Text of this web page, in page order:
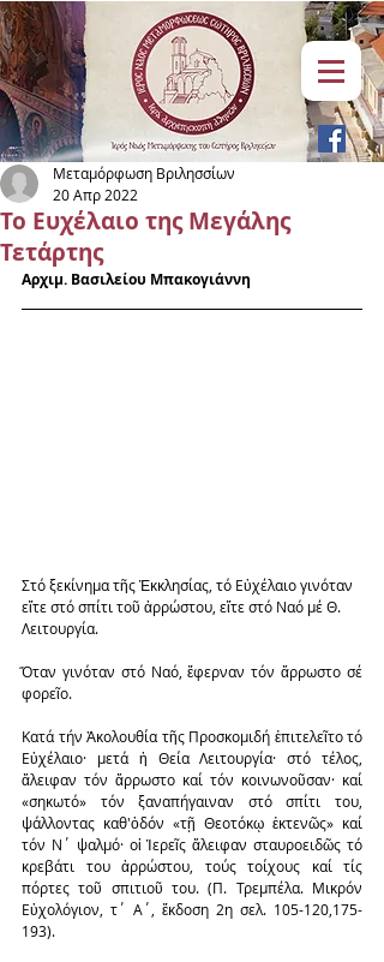
Το Ευχέλαιο της Μεγάλης
Τετάρτης
Μεταμόρφωση Βριλησσίων
20 Απρ 2022
Αρχιμ. Βασιλείου Μπακογιάννη
Στό ξεκίνημα τῆς Ἐκκλησίας, τό Εὐχέλαιο γινόταν
εἴτε στό σπίτι τοῦ ἀρρώστου, εἴτε στό Ναό μέ Θ.
Λειτουργία.
Ὅταν γινόταν στό Ναό, ἔφερναν τόν ἄρρωστο σέ
φορεῖο.
Κατά τήν Ἀκολουθία τῆς Προσκομιδή ἐπιτελεῖτο τό
Εὐχέλαιο· μετά ἡ Θεία Λειτουργία· στό τέλος,
ἄλειφαν τόν ἄρρωστο καί τόν κοινωνοῦσαν· καί
«σηκωτό» τόν ξαναπήγαιναν στό σπίτι του,
ψάλλοντας καθ'ὁδόν «τῇ Θεοτόκῳ ἐκτενῶς» καί
τόν Ν΄ ψαλμό· οἱ Ἱερεῖς ἄλειφαν σταυροειδῶς τό
κρεβάτι του ἀρρώστου, τούς τοίχους καί τίς
πόρτες τοῦ σπιτιοῦ του. (Π. Τρεμπέλα. Μικρόν
Εὐχολόγιον, τ΄ Α΄, ἔκδοση 2η σελ. 105-120,175-
193).